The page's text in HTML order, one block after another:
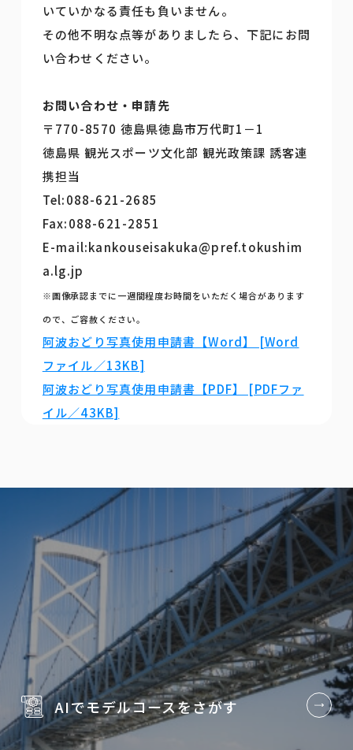
いていかなる責任も負いません。
その他不明な点等がありましたら、下記にお問
い合わせください。
お問い合わせ・申請先
〒770-8570 徳島県徳島市万代町1－1
徳島県 観光スポーツ文化部 観光政策課 誘客連
携担当
Tel:088-621-2685
Fax:088-621-2851
E-mail:kankouseisakuka@pref.tokushim
a.lg.jp
※画像承認までに一週間程度お時間をいただく場合があります
ので、ご容赦ください。
阿波おどり写真使用申請書【Word】 [Word
ファイル／13KB]
阿波おどり写真使用申請書【PDF】 [PDFファ
イル／43KB]
AIでモデルコースをさがす